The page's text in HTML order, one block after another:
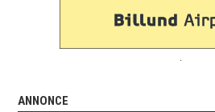
ANNONCE